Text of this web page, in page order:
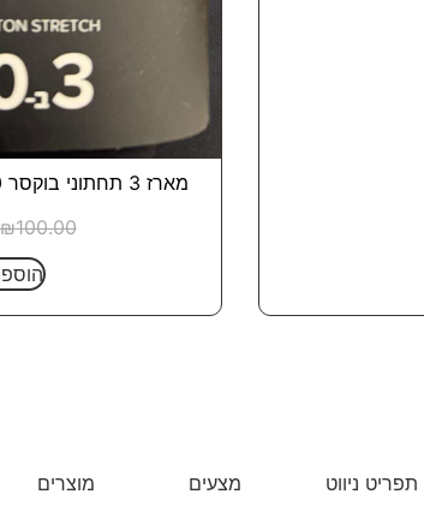
מארז 3 תחתוני בוקסר 360 PIERRE CARDINE
₪100.00
תפריט ניווט
מצעים
מוצרים